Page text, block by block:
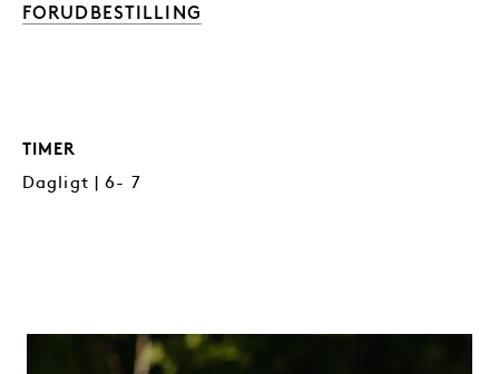
FORUDBESTILLING
TIMER
Dagligt | 6- 7